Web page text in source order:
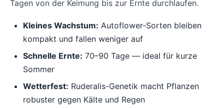
Tagen von der Keimung bis zur Ernte durchlaufen.
Kleines Wachstum: Autoflower-Sorten bleiben
kompakt und fallen weniger auf
Schnelle Ernte: 70–90 Tage — ideal für kurze
Sommer
Wetterfest: Ruderalis-Genetik macht Pflanzen
robuster gegen Kälte und Regen